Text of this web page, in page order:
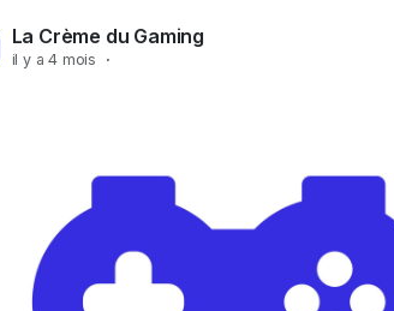
La Crème du Gaming
il y a 4 mois ·